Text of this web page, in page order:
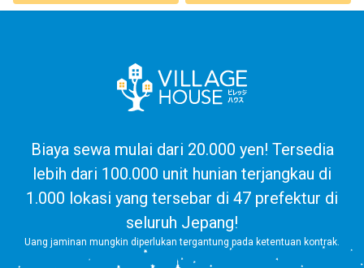
Biaya sewa mulai dari 20.000 yen! Tersedia
lebih dari 100.000 unit hunian terjangkau di
1.000 lokasi yang tersebar di 47 prefektur di
seluruh Jepang!
Uang jaminan mungkin diperlukan tergantung pada ketentuan kontrak.